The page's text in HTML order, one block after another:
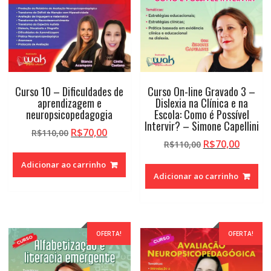
Curso 10 – Dificuldades de
aprendizagem e
neuropsicopedagogia
R$110,00 O
original
era:
R$70,00O
atual
é:
Adicionar ao carrinho
Curso On-line Gravado 3 –
Dislexia na Clínica e na
Escola: Como é Possível
Intervir? – Simone Capellini
R$110,00 O
original
era:
R$70,00O
atual
é:
Adicionar ao carrinho
OFERTA! OFERTA!